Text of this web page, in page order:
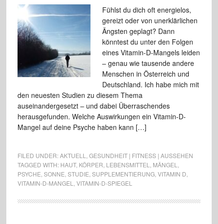
Fühlst du dich oft energielos,
gereizt oder von unerklärlichen
Ängsten geplagt? Dann
könntest du unter den Folgen
eines Vitamin-D-Mangels leiden
– genau wie tausende andere
Menschen in Österreich und
Deutschland. Ich habe mich mit
den neuesten Studien zu diesem Thema
auseinandergesetzt – und dabei Überraschendes
herausgefunden. Welche Auswirkungen ein Vitamin-D-
Mangel auf deine Psyche haben kann […]
FILED UNDER:AKTUELL
GESUNDHEIT | FITNESS | AUSSEHEN
TAGGED WITH: HAUT, KÖRPER LEBENSMITTEL MÄNGEL
PSYCHE SONNE STUDIE SUPPLEMENTIERUNG, VITAMIN D
VITAMIN-D-MANGEL
VITAMIN-D-SPIEGEL